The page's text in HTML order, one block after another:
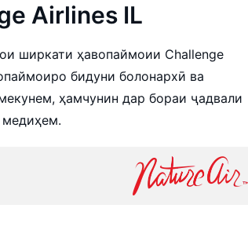
Airlines IL
ширкати ҳавопаймоии Challenge
бидуни болонархӣ ва
ҳамчунин дар бораи ҷадвали